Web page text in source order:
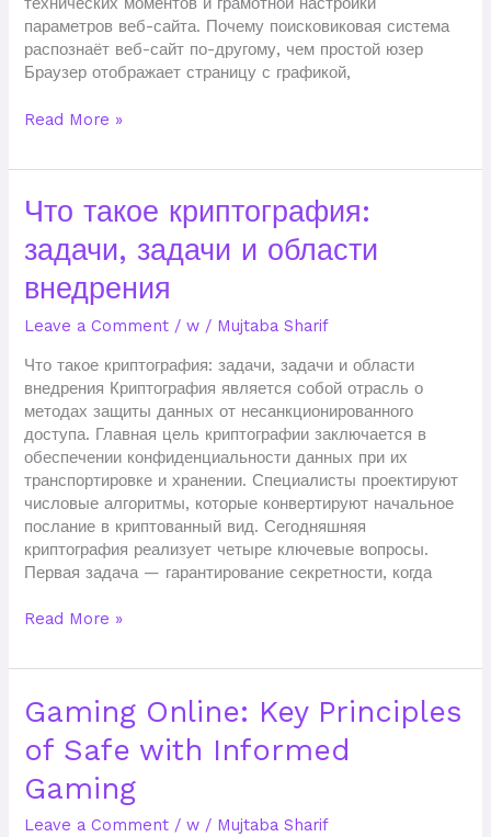
параметров веб-сайта. Почему поисковиковая система
распознаёт веб-сайт по-другому, чем простой юзер
Браузер отображает страницу с графикой,
Read More »
Что такое криптография:
задачи, задачи и области
внедрения
Leave a Comment /w / Mujtaba Sharif
Что такое криптография: задачи, задачи и области
внедрения Криптография является собой отрасль о
методах защиты данных от несанкционированного
доступа. Главная цель криптографии заключается в
обеспечении конфиденциальности данных при их
транспортировке и хранении. Специалисты проектируют
числовые алгоритмы, которые конвертируют начальное
послание в криптованный вид. Сегодняшняя
криптография реализует четыре ключевые вопросы.
Первая задача — гарантирование секретности, когда
Что
такое
криптография:
задачи
и
внедрения
Read More »
Gaming Online: Key Principles
of Safe with Informed
Gaming
Leave a Comment /w / Mujtaba Sharif
Gaming
Online:
Key
Principles
of
Safe